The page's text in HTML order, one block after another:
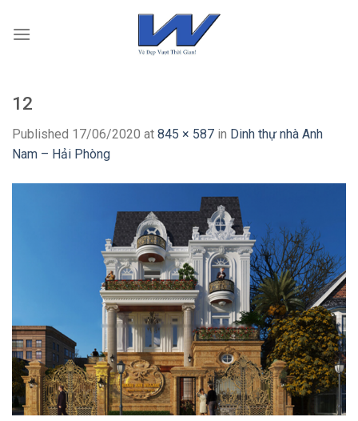
12
Published 17/06/2020 at 845 × 587 in Dinh thự nhà Anh
Nam – Hải Phòng